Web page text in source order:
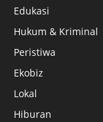
Edukasi
Hukum & Kriminal
Peristiwa
Ekobiz
Lokal
Hiburan